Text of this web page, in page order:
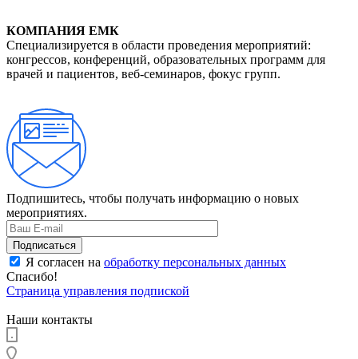
КОМПАНИЯ ЕМК
Специализируется в области проведения мероприятий:
конгрессов, конференций, образовательных программ для
врачей и пациентов, веб-семинаров, фокус групп.
Подпишитесь, чтобы получать информацию о новых
мероприятиях.
Я согласен на обработку персональных данных
Спасибо!
Страница управления подпиской
Наши контакты